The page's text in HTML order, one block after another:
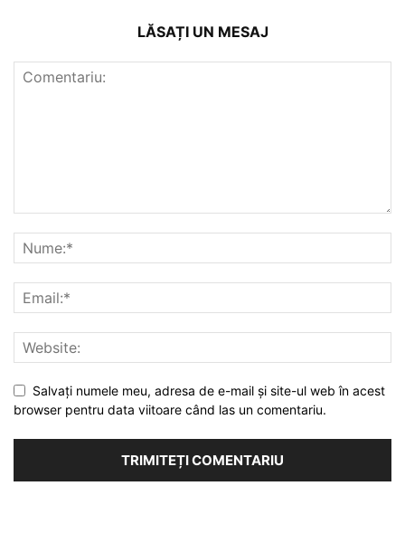
LĂSAȚI UN MESAJ
Salvați numele meu, adresa de e-mail și site-ul web în acest
browser pentru data viitoare când las un comentariu.